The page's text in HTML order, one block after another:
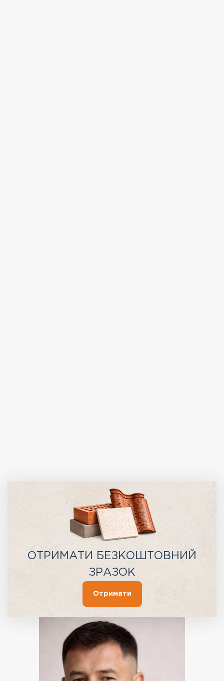
ОТРИМАТИ БЕЗКОШТОВНИЙ
ЗРАЗОК
Отримати